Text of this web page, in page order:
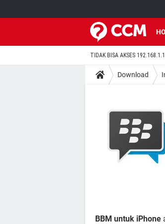
TIDAK BISA AKSES 192.168.1.1
Download
BBM untuk iPhone